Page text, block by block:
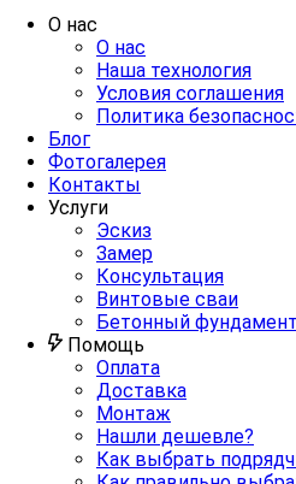
О нас
О нас
Наша технология
Условия соглашения
Политика
Блог
Фотогалерея
Контакты
Услуги
Эскиз
Замер
Консультация
Винтовые сваи
Бетонный фундамент
Помощь
Оплата
Доставка
Монтаж
Нашли дешевле?
Как выбрать